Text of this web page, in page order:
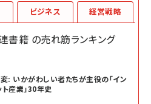
書籍 の売れ筋ランキング
: いかがわしい者たちが主役の「イン
産業」30年史
ビジネス 経営戦略